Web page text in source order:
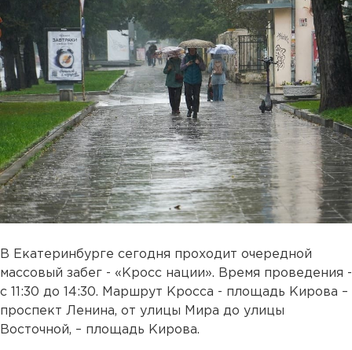
В Екатеринбурге сегодня проходит очередной
массовый забег - «Кросс нации». Время проведения -
с 11:30 до 14:30. Маршрут Кросса - площадь Кирова –
проспект Ленина, от улицы Мира до улицы
Восточной, – площадь Кирова.